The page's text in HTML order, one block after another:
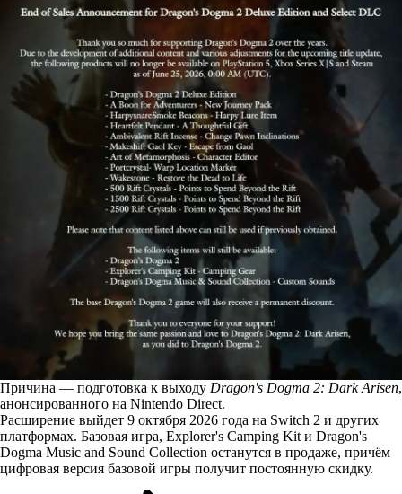
Причина — подготовка к выходу Dragon's Dogma 2: Dark Arisen,
анонсированного на Nintendo Direct.
Расширение выйдет 9 октября 2026 года на Switch 2 и других
платформах. Базовая игра, Explorer's Camping Kit и Dragon's
Dogma Music and Sound Collection останутся в продаже, причём
цифровая версия базовой игры получит постоянную скидку.